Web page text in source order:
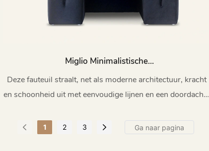
Miglio Minimalistische
Eenpersoonsbank/fauteuil Voor De
Woonkamer M103
Deze fauteuil straalt, net als moderne architectuur, kracht
en schoonheid uit met eenvoudige lijnen en een doordachte
1 2 3